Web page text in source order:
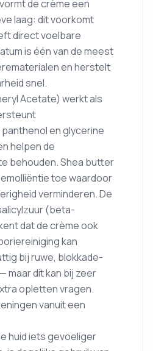
de crème een
laag: dit voorkomt
direct voelbare
is één van de meest
en herstelt
snel.
Acetate) werkt als
en glycerine
helpen de
behouden. Shea butter
toe waardoor
verminderen. De
(beta-
dat de crème ook
kan
bij ruwe, blokkade-
maar dit kan bij zeer
opletten vragen.
vanuit een
huid iets gevoeliger